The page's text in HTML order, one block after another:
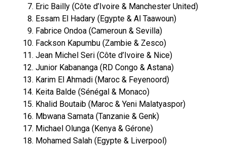
Eric Bailly (Côte d’Ivoire & Manchester United)
Essam El Hadary (Egypte & Al Taawoun)
Fabrice Ondoa (Cameroun & Sevilla)
Fackson Kapumbu (Zambie & Zesco)
Jean Michel Seri (Côte d’Ivoire & Nice)
Junior Kabananga (RD Congo & Astana)
Karim El Ahmadi (Maroc & Feyenoord)
Keita Balde (Sénégal & Monaco)
Khalid Boutaib (Maroc & Yeni Malatyaspor)
Mbwana Samata (Tanzanie & Genk)
Michael Olunga (Kenya & Gérone)
Mohamed Salah (Egypte & Liverpool)